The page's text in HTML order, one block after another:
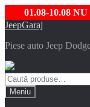
01.08-10.08
Sari
navigare
Sari
conținut
JeepGaraj
Piese auto Jeep
Caută
după:
Meniu